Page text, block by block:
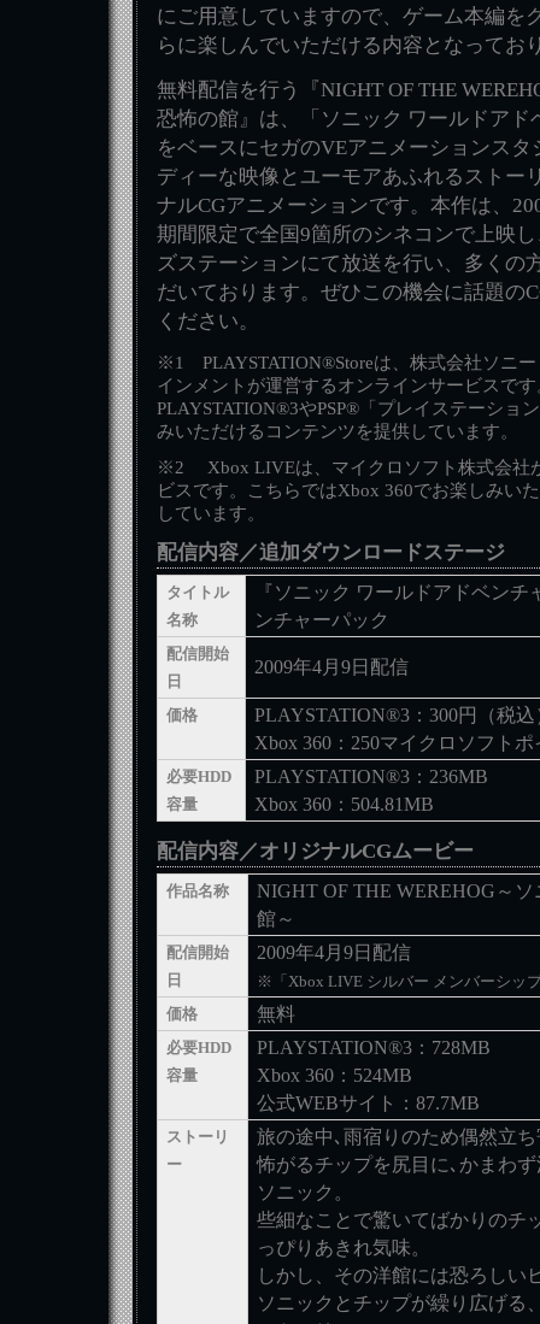
にご用意していますので、ゲーム本編を
らに楽しんでいただける内容となってお
無料配信を行う『NIGHT OF THE
恐怖の館』は、「ソニック ワールドアド
をベースにセガのVEアニメーションス
ディーな映像とユーモアあふれるストー
ナルCGアニメーションです。本作は、
期間限定で全国9箇所のシネコンで上映
ズステーションにて放送を行い、多くの
だいております。ぜひこの機会に話題の
ください。
※1 PLAYSTATION®Storeは、株式会社ソニ
インメントが運営するオンラインサービスで
PLAYSTATION®3やPSP®「プレイステーショ
みいただけるコンテンツを提供しています。
※2 Xbox LIVEは、マイクロソフト株式会社
ビスです。こちらではXbox 360でお楽しみい
しています。
配信内容／追加ダウンロードステージ
タイトル
名称
『ソニック ワールドアドベン
ンチャーパック
配信開始
日
2009年4月9日配信
価格
PLAYSTATION®3：300円（税込
Xbox 360：250マイクロソフトポ
必要HDD
容量
PLAYSTATION®3：236MB
Xbox 360：504.81MB
配信内容／オリジナルCGムービー
作品名称
NIGHT OF THE WEREHOG～
館～
配信開始
日
2009年4月9日配信
※「Xbox LIVE シルバー メンバーシッ
価格
無料
必要HDD
容量
PLAYSTATION®3：728MB
Xbox 360：524MB
公式WEBサイト：87.7MB
ストーリ
ー
旅の途中､雨宿りのため偶然立
怖がるチップを尻目に､かまわ
ソニック。
些細なことで驚いてばかりのチ
っぴりあきれ気味。
しかし、その洋館には恐ろしい
ソニックとチップが繰り広げる